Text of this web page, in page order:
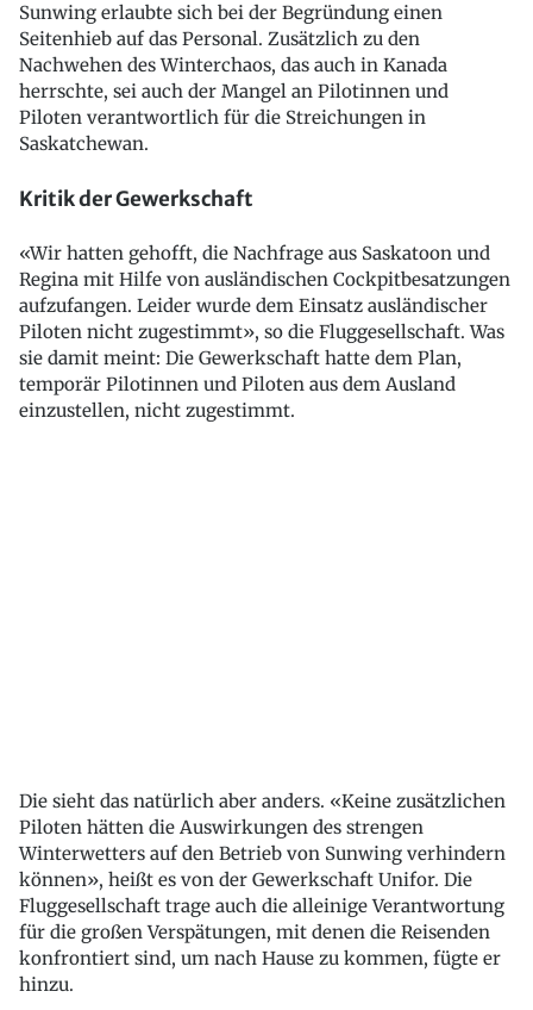
Sunwing erlaubte sich bei der Begründung einen
Seitenhieb auf das Personal. Zusätzlich zu den
Nachwehen des Winterchaos, das auch in Kanada
herrschte, sei auch der Mangel an Pilotinnen und
Piloten verantwortlich für die Streichungen in
Saskatchewan.
Kritik der Gewerkschaft
«Wir hatten gehofft, die Nachfrage aus Saskatoon und
Regina mit Hilfe von ausländischen Cockpitbesatzungen
aufzufangen. Leider wurde dem Einsatz ausländischer
Piloten nicht zugestimmt», so die Fluggesellschaft. Was
sie damit meint: Die Gewerkschaft hatte dem Plan,
temporär Pilotinnen und Piloten aus dem Ausland
einzustellen, nicht zugestimmt.
Die sieht das natürlich aber anders. «Keine zusätzlichen
Piloten hätten die Auswirkungen des strengen
Winterwetters auf den Betrieb von Sunwing verhindern
können», heißt es von der Gewerkschaft Unifor. Die
Fluggesellschaft trage auch die alleinige Verantwortung
für die großen Verspätungen, mit denen die Reisenden
konfrontiert sind, um nach Hause zu kommen, fügte er
hinzu.